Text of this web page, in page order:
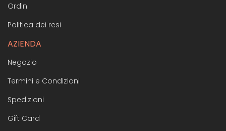
Ordini
Politica dei resi
AZIENDA
Negozio
Termini e Condizioni
Spedizioni
Gift Card